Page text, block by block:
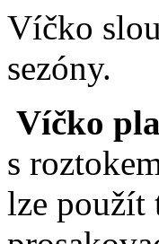
Víčko
sezóny.
Víčko
s
lze použít